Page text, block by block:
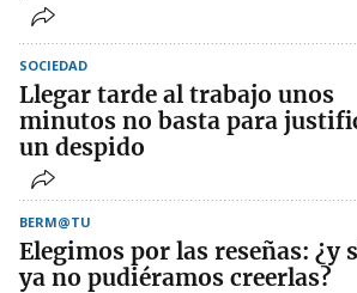
SOCIEDAD
Llegar tarde al trabajo unos
minutos no basta para
un despido
BERM@TU
Elegimos por las reseñas: ¿y
ya no pudiéramos creerlas?